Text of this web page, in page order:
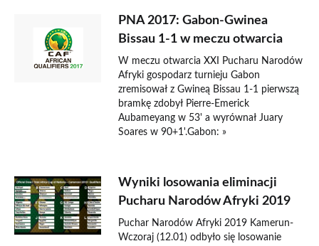
PNA 2017: Gabon-Gwinea
Bissau 1-1 w meczu otwarcia
W meczu otwarcia XXI Pucharu Narodów
Afryki gospodarz turnieju Gabon
zremisował z Gwineą Bissau 1-1 pierwszą
bramkę zdobył Pierre-Emerick
Aubameyang w 53' a wyrównał Juary
Soares w 90+1'.Gabon: »
Wyniki losowania eliminacji
Pucharu Narodów Afryki 2019
Puchar Narodów Afryki 2019 Kamerun-
Wczoraj (12.01) odbyło się losowanie